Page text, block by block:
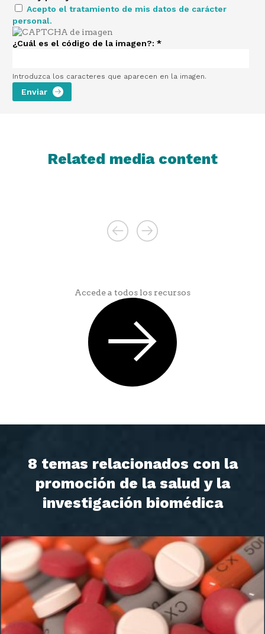
Acepto el tratamiento de mis datos de carácter
personal.
¿Cuál es el código de la imagen?: *
Introduzca los caracteres que aparecen en la imagen.
Related media content
Accede a todos los recursos
8 temas relacionados con la
promoción de la salud y la
investigación biomédica